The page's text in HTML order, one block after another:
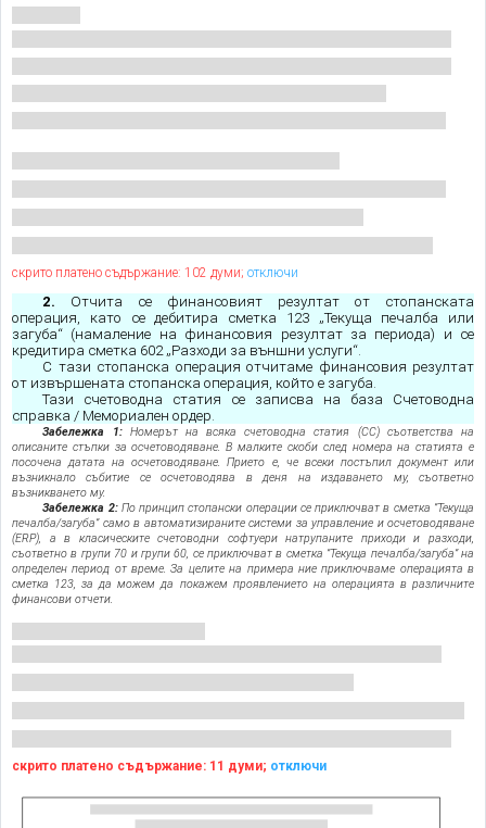
скрито платено съдържание: 102 думи; отключи
2. Отчита се финансовият резултат от стопанската
операция, като се дебитира сметка 123 „Текуща печалба или
загуба“ (намаление на финансовия резултат за периода) и се
кредитира сметка 602 „Разходи за външни услуги“.
С тази стопанска операция отчитаме финансовия резултат
от извършената стопанска операция, който е загуба.
Тази счетоводна статия се записва на база Счетоводна
справка / Мемориален ордер.
Забележка 1:Номерът на всяка счетоводна статия (СС) съответства на
описаните стъпки за осчетоводяване. В малките скоби след номера на статията е
посочена датата на осчетоводяване. Прието е, че всеки постъпил документ или
възникнало събитие се осчетоводява в деня на издаването му, съответно
възникването му.
Забележка 2: По принцип стопански операции се приключват в сметка ”Текуща
печалба/загуба” само в автоматизираните системи за управление и осчетоводяване
(ERP), а в класическите счетоводни софтуери натрупаните приходи и разходи,
съответно в групи 70 и групи 60, се приключват в сметка ”Текуща печалба/загуба” на
определен период от време. За целите на примера ние приключваме операцията в
сметка 123, за да можем да покажем проявлението на операцията в различните
финансови отчети.
скрито платено съдържание: 11 думи; отключи